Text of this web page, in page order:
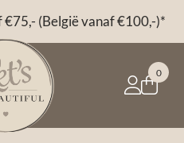
(België vanaf €100,-)*
0